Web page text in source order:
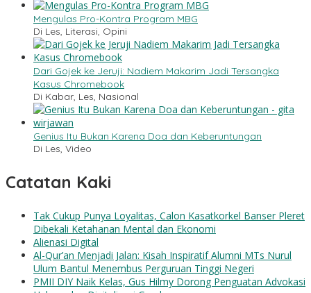
Mengulas Pro-Kontra Program MBG
Di Les, Literasi, Opini
Dari Gojek ke Jeruji: Nadiem Makarim Jadi Tersangka
Kasus Chromebook
Di Kabar, Les, Nasional
Genius Itu Bukan Karena Doa dan Keberuntungan
Di Les, Video
Catatan Kaki
Tak Cukup Punya Loyalitas, Calon Kasatkorkel Banser Pleret
Dibekali Ketahanan Mental dan Ekonomi
Alienasi Digital
Al-Qur’an Menjadi Jalan: Kisah Inspiratif Alumni MTs Nurul
Ulum Bantul Menembus Perguruan Tinggi Negeri
PMII DIY Naik Kelas, Gus Hilmy Dorong Penguatan Advokasi